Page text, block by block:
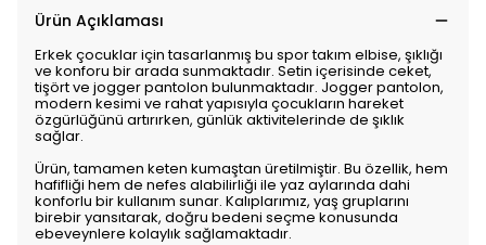
Ürün Açıklaması
Erkek çocuklar için tasarlanmış bu spor takım elbise, şıklığı
ve konforu bir arada sunmaktadır. Setin içerisinde ceket,
tişört ve jogger pantolon bulunmaktadır. Jogger pantolon,
modern kesimi ve rahat yapısıyla çocukların hareket
özgürlüğünü artırırken, günlük aktivitelerinde de şıklık
sağlar.
Ürün, tamamen keten kumaştan üretilmiştir. Bu özellik, hem
hafifliği hem de nefes alabilirliği ile yaz aylarında dahi
konforlu bir kullanım sunar. Kalıplarımız, yaş gruplarını
birebir yansıtarak, doğru bedeni seçme konusunda
ebeveynlere kolaylık sağlamaktadır.